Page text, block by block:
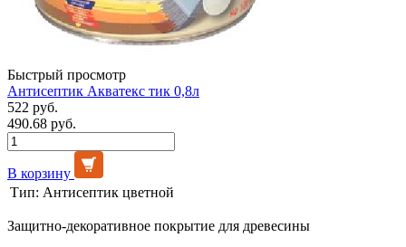
Быстрый просмотр
Антисептик Акватекс тик 0,8л
522 руб.
490.68 руб.
В корзину
Тип: Антисептик цветной
Защитно-декоративное покрытие для древесины